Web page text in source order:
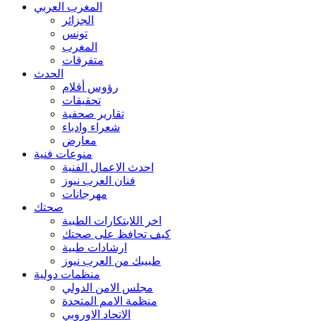
المغرب العربي
الجزائر
تونس
المغرب
متفرقات
الحدث
رؤوس أقلام
تحقيقات
تقارير صحفية
شعراء وادباء
معارض
منوعات فنية
احدث الاعمال الفنية
فنان العرب نيوز
مهرجانات
صحتك
اخر اللابتكارات الطبية
كيف تحافظ على صحتك
ارشادات طبية
طبيبك من العرب نيوز
منظمات دولية
مجلس الامن الدولي
منظمة الامم المتحدة
الاتحاد الاوروبي